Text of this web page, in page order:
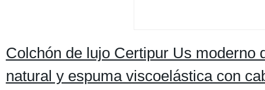
Colchón de lujo Certipur Us moderno
natural y espuma viscoelástica con